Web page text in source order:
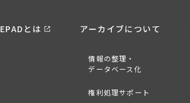
EPADとは アーカイブについて
情報の整理・
データベース化
権利処理サポート